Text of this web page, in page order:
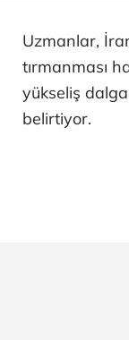
Uzmanlar,
tırmanması
yükseliş
belirtiyor.